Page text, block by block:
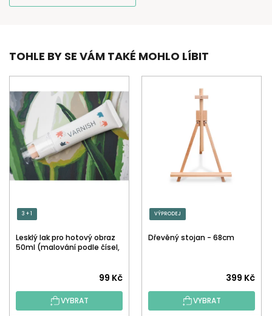
TOHLE BY SE VÁM TAKÉ MOHLO LÍBIT
3 + 1
Lesklý lak pro hotový obraz
50ml (malování podle čísel,
hodnocení
produktu
99 Kč
VYBRAT
VÝPRODEJ
Dřevěný stojan - 68cm
399 Kč
VYBRAT